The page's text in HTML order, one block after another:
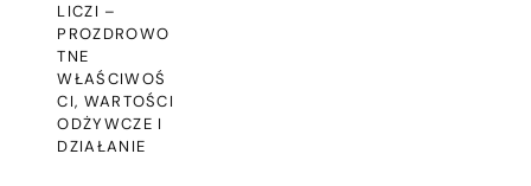
LICZI –
PROZDROWO
TNE
WŁAŚCIWOŚ
CI, WARTOŚCI
ODŻYWCZE I
DZIAŁANIE